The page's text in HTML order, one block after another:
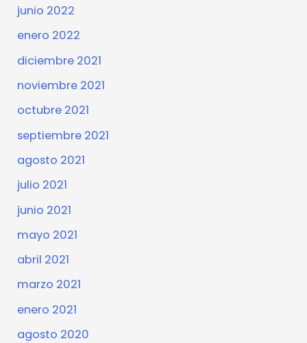
junio 2022
enero 2022
diciembre 2021
noviembre 2021
octubre 2021
septiembre 2021
agosto 2021
julio 2021
junio 2021
mayo 2021
abril 2021
marzo 2021
enero 2021
agosto 2020